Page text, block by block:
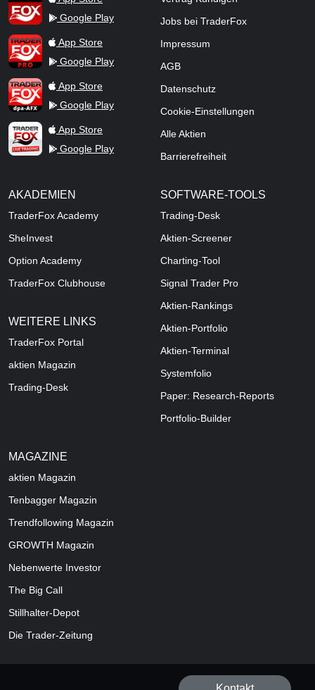
Google Play
TraderFox ProApp Store
Google Play
TraderFox dpa-AFX ProFeed
App Store
Google Play
TraderFox Live Trading
App Store
Google Play
Jobs bei TraderFox
Impressum
AGB
Datenschutz
Cookie-Einstellungen
Alle Aktien
Barrierefreiheit
AKADEMIEN
TraderFox Academy
SheInvest
Option Academy
TraderFox Clubhouse
WEITERE LINKS
TraderFox Portal
aktien Magazin
Trading-Desk
SOFTWARE-TOOLS
Trading-Desk
Aktien-Screener
Charting-Tool
Signal Trader Pro
Aktien-Rankings
Aktien-Portfolio
Aktien-Terminal
Systemfolio
Paper: Research-Reports
Portfolio-Builder
MAGAZINE
aktien Magazin
Tenbagger Magazin
Trendfollowing Magazin
GROWTH Magazin
Nebenwerte Investor
The Big Call
Stillhalter-Depot
Die Trader-Zeitung